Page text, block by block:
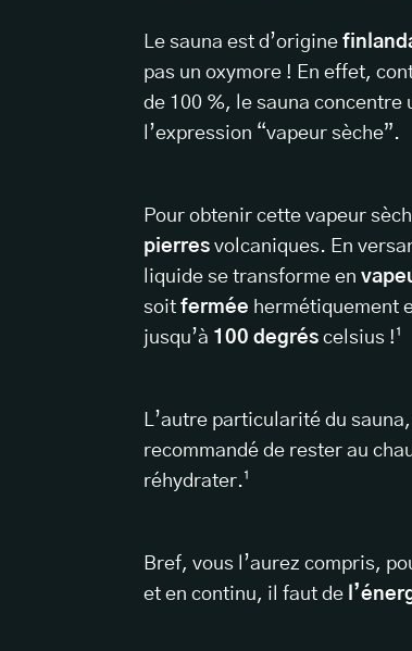
Le sauna est d’origine
pas un oxymore ! En effet,
de 100 %, le sauna concentre
l’expression “vapeur sèche”.
Pour obtenir cette vapeur
pierres volcaniques. En
liquide se transforme en
soit fermée hermétiquement
jusqu’à 100 degrés celsius !¹
L’autre particularité du
recommandé de rester au
réhydrater.¹
Bref, vous l’aurez compris,
et en continu, il faut de